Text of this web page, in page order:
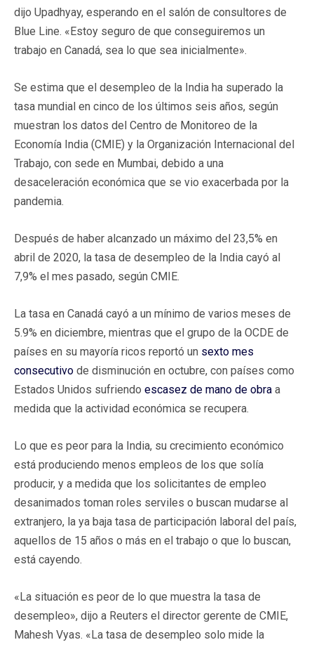
dijo Upadhyay, esperando en el salón de consultores de
Blue Line. «Estoy seguro de que conseguiremos un
trabajo en Canadá, sea lo que sea inicialmente».
Se estima que el desempleo de la India ha superado la
tasa mundial en cinco de los últimos seis años, según
muestran los datos del Centro de Monitoreo de la
Economía India (CMIE) y la Organización Internacional del
Trabajo, con sede en Mumbai, debido a una
desaceleración económica que se vio exacerbada por la
pandemia.
Después de haber alcanzado un máximo del 23,5% en
abril de 2020, la tasa de desempleo de la India cayó al
7,9% el mes pasado, según CMIE.
La tasa en Canadá cayó a un mínimo de varios meses de
5.9% en diciembre, mientras que el grupo de la OCDE de
países en su mayoría ricos reportó un sexto mes
consecutivo de disminución en octubre, con países como
Estados Unidos sufriendo escasez de mano de obra a
medida que la actividad económica se recupera.
Lo que es peor para la India, su crecimiento económico
está produciendo menos empleos de los que solía
producir, y a medida que los solicitantes de empleo
desanimados toman roles serviles o buscan mudarse al
extranjero, la ya baja tasa de participación laboral del país,
aquellos de 15 años o más en el trabajo o que lo buscan,
está cayendo.
«La situación es peor de lo que muestra la tasa de
desempleo», dijo a Reuters el director gerente de CMIE,
Mahesh Vyas. «La tasa de desempleo solo mide la